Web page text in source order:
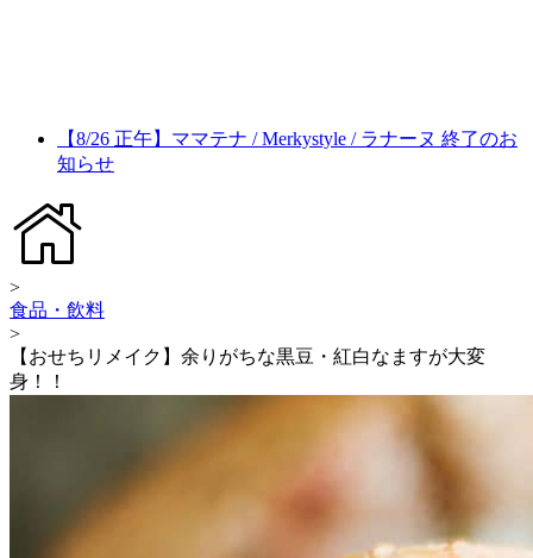
【8/26 正午】ママテナ / Merkystyle / ラナーヌ 終了のお
知らせ
>
食品・飲料
>
【おせちリメイク】余りがちな黒豆・紅白なますが大変
身！！